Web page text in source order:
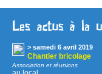
> samedi 6 avril 2019
Chantier bricolage
Association et réunions